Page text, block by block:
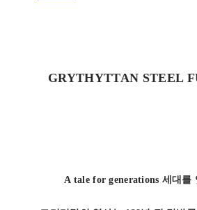
GRYTHYTTAN STEEL
A tale for generations 세대를